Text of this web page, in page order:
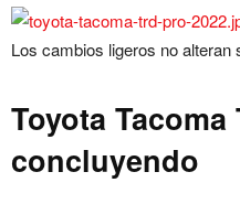
Los cambios ligeros no alteran
Toyota Tacoma
concluyendo